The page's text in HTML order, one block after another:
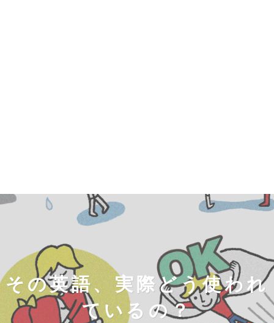
その英語、実際どう使われ
ているの？